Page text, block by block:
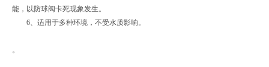
能，以防球阀卡死现象发生。
6、适用于多种环境，不受水质影响。
。